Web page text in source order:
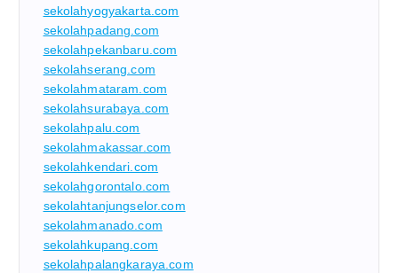
sekolahyogyakarta.com
sekolahpadang.com
sekolahpekanbaru.com
sekolahserang.com
sekolahmataram.com
sekolahsurabaya.com
sekolahpalu.com
sekolahmakassar.com
sekolahkendari.com
sekolahgorontalo.com
sekolahtanjungselor.com
sekolahmanado.com
sekolahkupang.com
sekolahpalangkaraya.com